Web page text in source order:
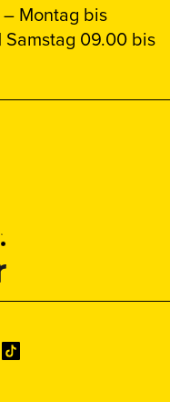
– Montag bis
09.00 bis